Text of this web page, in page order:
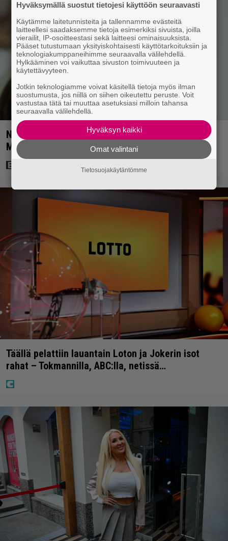
Nyt Netflixissä: 180 miljoonan toimintaseikkailu –
Margot Robbie vei seksikohtauksen liian pitkälle
Täällä pelattiin lauantain Loton ja Jokerin isot
rahat – Tokmannilla, ABC:lla, netissä…
Hyväksymällä suostut tietojesi käyttöön seuraavasti
Käytämme laitetunnisteita ja tallennamme evästeitä
laitteellesi saadaksemme tietoja esimerkiksi sivuista, joilla
vierailit, IP-osoitteestasi sekä laitteesi ominaisuuksista.
Pääset tutustumaan yksityiskohtaisesti käyttötarkoituksiin ja
teknologiakumppaneihimme seuraavalla välilehdellä.
Hylkääminen voi vaikuttaa sivuston toimivuuteen ja
käytettävyyteen.
Jotkin teknologiamme voivat käsitellä tietoja myös ilman
suostumusta, jos niillä on siihen oikeutettu peruste. Voit
vastustaa tätä tai muuttaa asetuksiasi milloin tahansa
seuraavalla välilehdellä.
Hyväksyn kaikki
Omat valintani
Tietosuojakäytäntömme